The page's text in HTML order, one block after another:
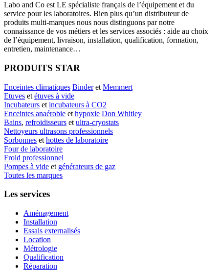
Labo and Co est LE spécialiste français de l’équipement et du
service pour les laboratoires. Bien plus qu’un distributeur de
produits multi-marques nous nous distinguons par notre
connaissance de vos métiers et les services associés : aide au choix
de l’équipement, livraison, installation, qualification, formation,
entretien, maintenance…
PRODUITS STAR
Enceintes climatiques Binderet Memmert
Etuves et étuves à vide
Incubateurs et incubateurs à CO2
Enceintes anaérobie et hypoxie Don Whitley
Bains, refroidisseurs et ultra-cryostats
Nettoyeurs ultrasons professionnels
Sorbonnes et hottes de laboratoire
Four de laboratoire
Froid professionnel
Pompes à vide et générateurs de gaz
Toutes les marques
Les services
Aménagement
Installation
Essais externalisés
Location
Métrologie
Qualification
Réparation